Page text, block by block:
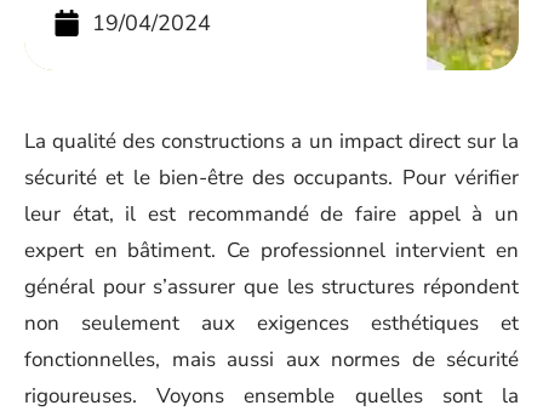
19/04/2024
La qualité des constructions a un impact direct sur la
sécurité et le bien-être des occupants. Pour vérifier
leur état, il est recommandé de faire appel à un
expert en bâtiment. Ce professionnel intervient en
général pour s’assurer que les structures répondent
non seulement aux exigences esthétiques et
fonctionnelles, mais aussi aux normes de sécurité
rigoureuses. Voyons ensemble quelles sont la